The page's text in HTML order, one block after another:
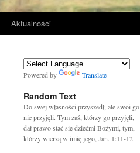
Aktualności
Powered by Translate
Random Text
Do swej własności przyszedł, ale swoi go
nie przyjęli. Tym zaś, którzy go przyjęli,
dał prawo stać się dziećmi Bożymi, tym,
którzy wierzą w imię jego, Jan. 1:11-12